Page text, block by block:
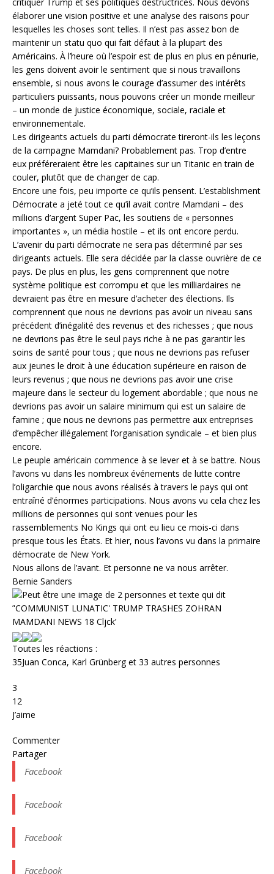
élaborer une vision positive et une analyse des raisons pour
lesquelles les choses sont telles. Il n’est pas assez bon de
maintenir un statu quo qui fait défaut à la plupart des
Américains. À l’heure où l’espoir est de plus en plus en pénurie,
les gens doivent avoir le sentiment que si nous travaillons
ensemble, si nous avons le courage d’assumer des intérêts
particuliers puissants, nous pouvons créer un monde meilleur
– un monde de justice économique, sociale, raciale et
environnementale.
Les dirigeants actuels du parti démocrate tireront-ils les leçons
de la campagne Mamdani? Probablement pas. Trop d’entre
eux préféreraient être les capitaines sur un Titanic en train de
couler, plutôt que de changer de cap.
Encore une fois, peu importe ce qu’ils pensent. L’establishment
Démocrate a jeté tout ce qu’il avait contre Mamdani – des
millions d’argent Super Pac, les soutiens de « personnes
importantes », un média hostile – et ils ont encore perdu.
L’avenir du parti démocrate ne sera pas déterminé par ses
dirigeants actuels. Elle sera décidée par la classe ouvrière de ce
pays. De plus en plus, les gens comprennent que notre
système politique est corrompu et que les milliardaires ne
devraient pas être en mesure d’acheter des élections. Ils
comprennent que nous ne devrions pas avoir un niveau sans
précédent d’inégalité des revenus et des richesses ; que nous
ne devrions pas être le seul pays riche à ne pas garantir les
soins de santé pour tous ; que nous ne devrions pas refuser
aux jeunes le droit à une éducation supérieure en raison de
leurs revenus ; que nous ne devrions pas avoir une crise
majeure dans le secteur du logement abordable ; que nous ne
devrions pas avoir un salaire minimum qui est un salaire de
famine ; que nous ne devrions pas permettre aux entreprises
d’empêcher illégalement l’organisation syndicale – et bien plus
encore.
Le peuple américain commence à se lever et à se battre. Nous
l’avons vu dans les nombreux événements de lutte contre
l’oligarchie que nous avons réalisés à travers le pays qui ont
entraîné d’énormes participations. Nous avons vu cela chez les
millions de personnes qui sont venues pour les
rassemblements No Kings qui ont eu lieu ce mois-ci dans
presque tous les États. Et hier, nous l’avons vu dans la primaire
démocrate de New York.
Nous allons de l’avant. Et personne ne va nous arrêter.
Bernie Sanders
Toutes les réactions :
35Juan Conca, Karl Grünberg et 33 autres personnes
3
12
J’aime
Commenter
Partager
Facebook
Facebook
Facebook
Facebook